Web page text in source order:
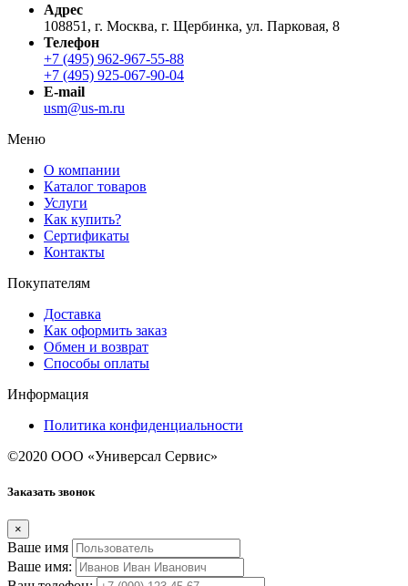
Адрес
108851, г. Москва, г. Щербинка, ул. Парковая, 8
Телефон
+7 (495) 962-967-55-88
+7 (495) 925-067-90-04
E-mail
usm@us-m.ru
Меню
О компании
Каталог товаров
Услуги
Как купить?
Сертификаты
Контакты
Покупателям
Доставка
Как оформить заказ
Обмен и возврат
Способы оплаты
Информация
Политика конфиденциальности
©2020 ООО «Универсал Сервис»
Заказать звонок
×
Ваше имя
Ваше имя: